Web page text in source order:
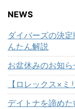
NEWS
ダイバーズの決
んたん解説
お盆休みのお知
【ロレックス×
デイトナを諦め